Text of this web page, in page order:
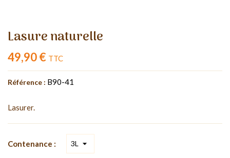
Lasure naturelle
49,90 € TTC
Référence : B90-41
Lasurer.
Contenance :